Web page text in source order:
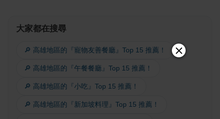
大家都在搜尋
🔎 高雄地區的『寵物友善餐廳』Top 15 推薦！
🔎 高雄地區的『午餐餐廳』Top 15 推薦！
🔎 高雄地區的『小吃』Top 15 推薦！
🔎 高雄地區的『新加坡料理』Top 15 推薦！